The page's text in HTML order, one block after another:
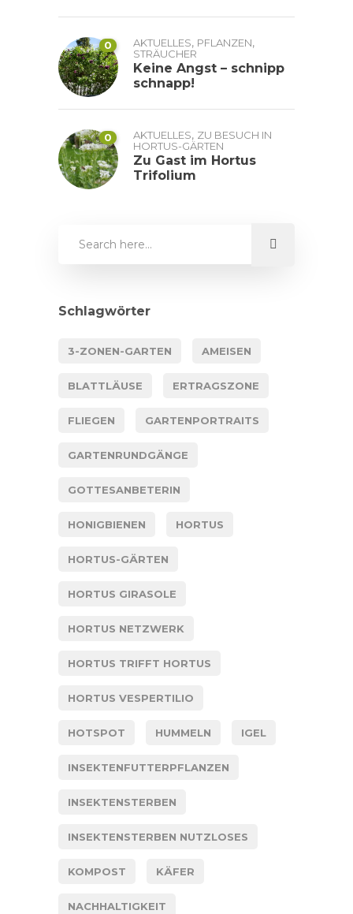
0 AKTUELLES, PFLANZEN,
STRÄUCHER
Keine Angst – schnipp
schnapp!
0 AKTUELLES, ZU BESUCH IN
HORTUS-GÄRTEN
Zu Gast im Hortus
Trifolium
Schlagwörter
3-ZONEN-GARTEN AMEISEN
BLATTLÄUSE ERTRAGSZONE
FLIEGEN GARTENPORTRAITS
GARTENRUNDGÄNGE
GOTTESANBETERIN
HONIGBIENEN HORTUS
HORTUS-GÄRTEN
HORTUS GIRASOLE
HORTUS NETZWERK
HORTUS TRIFFT HORTUS
HORTUS VESPERTILIO
HOTSPOT HUMMELN IGEL
INSEKTENFUTTERPFLANZEN
INSEKTENSTERBEN
INSEKTENSTERBEN NUTZLOSES
KOMPOST KÄFER
NACHHALTIGKEIT